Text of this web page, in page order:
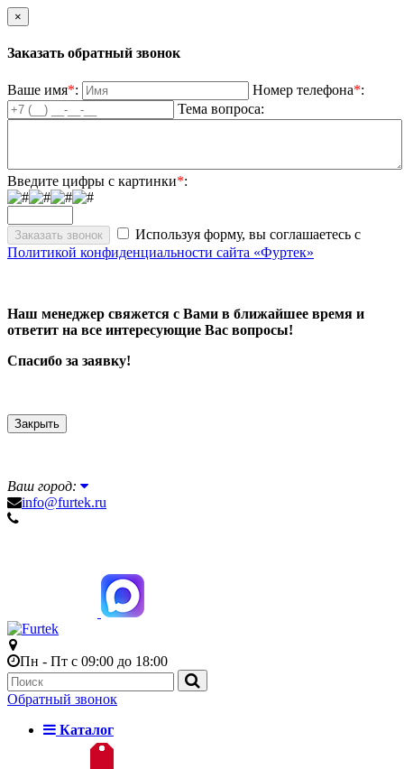
×
Заказать обратный звонок
Ваше имя*: Номер телефона*:
Тема вопроса:
Введите цифры с картинки*:
Используя форму, вы соглашаетесь с
Политикой конфиденциальности сайта «Фуртек»
Наш менеджер свяжется с Вами в ближайшее время и
ответит на все интересующие Вас вопросы!
Спасибо за заявку!
Закрыть
Ваш город:
info@furtek.ru
Пн - Пт с 09:00 до 18:00
Обратный звонок
Каталог